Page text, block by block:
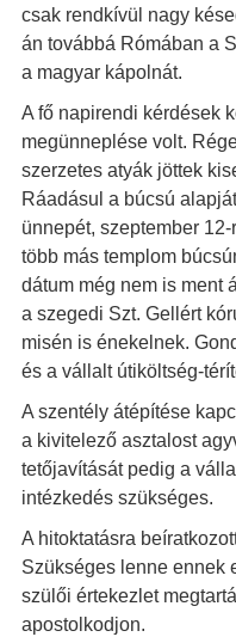
csak rendkívül nagy
án továbbá Rómában a
a magyar kápolnát.
A fő napirendi kérdések
megünneplése volt.
szerzetes atyák jöttek
Ráadásul a búcsú
ünnepét, szeptember
több más templom
dátum még nem is ment
a szegedi Szt. Gellért
misén is énekelnek.
és a vállalt útiköltség-
A szentély átépítése
a kivitelező asztalost
tetőjavítását pedig a
intézkedés szükséges.
A hitoktatásra
Szükséges lenne ennek
szülői értekezlet
apostolkodjon.